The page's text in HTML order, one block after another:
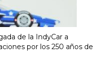
de la IndyCar a
por los 250 años de